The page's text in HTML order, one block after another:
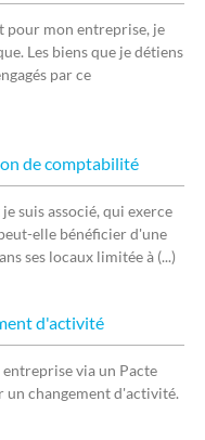
pour mon entreprise, je
Les biens que je détiens
par ce
de comptabilité
suis associé, qui exerce
elle bénéficier d'une
ses locaux limitée à (...)
d'activité
via un Pacte
changement d'activité.